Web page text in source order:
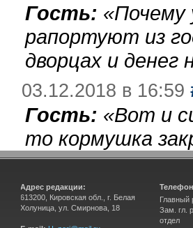
Гость: «Почему
рапортуют из
дворцах и
03.12.2018 в 16:59
Гость: «Вот и
то кормушка
Адрес редакции:
613200, Кировская обл., г. Белая
Холуница, ул. Смирнова, 18
Главный
Зам. гл.
отдел